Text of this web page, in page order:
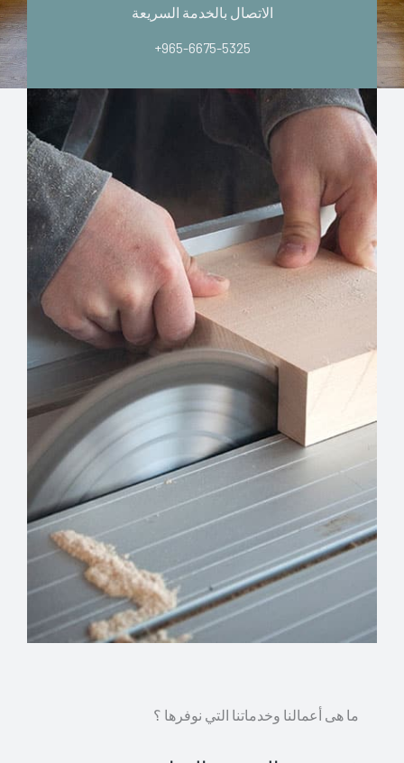
الاتصال بالخدمة السريعة
+965-6675-5325
ما هى أعمالنا وخدماتنا التي نوفرها ؟